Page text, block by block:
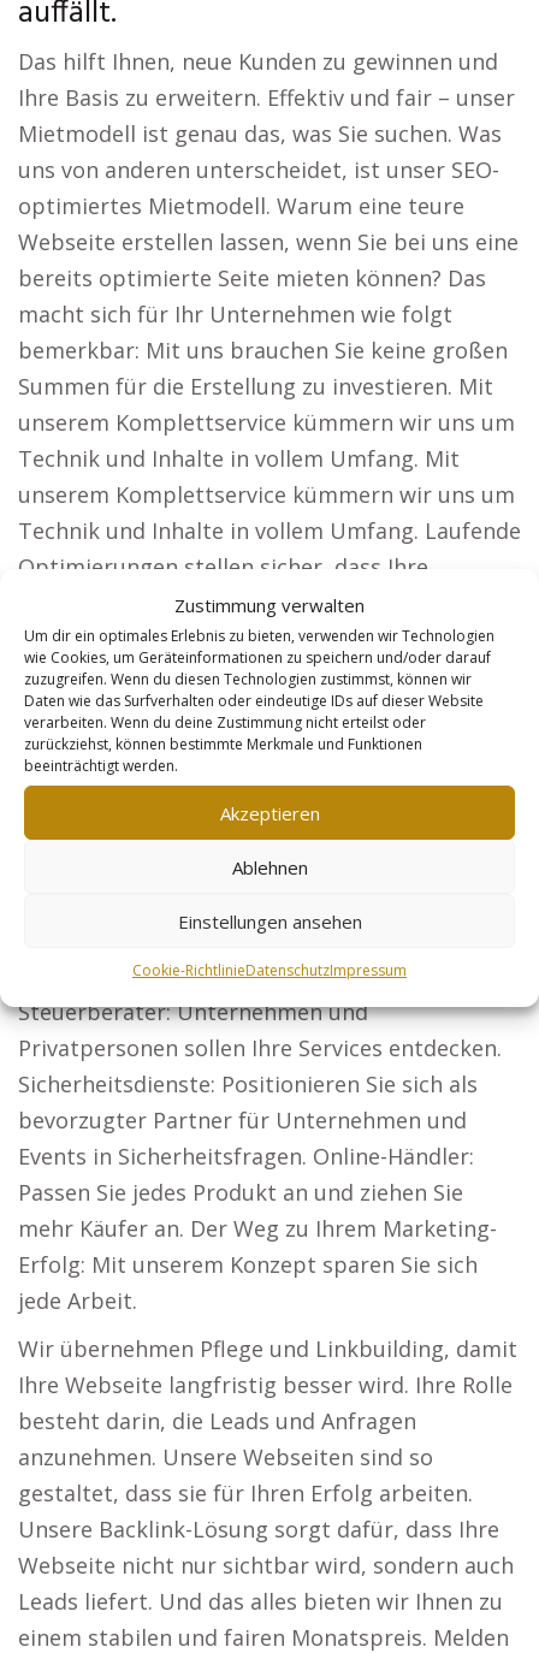
Zustimmung verwalten
Um dir ein optimales Erlebnis zu bieten, verwenden wir Technologien
wie Cookies, um Geräteinformationen zu speichern und/oder darauf
zuzugreifen. Wenn du diesen Technologien zustimmst, können wir
Daten wie das Surfverhalten oder eindeutige IDs auf dieser Website
verarbeiten. Wenn du deine Zustimmung nicht erteilst oder
zurückziehst, können bestimmte Merkmale und Funktionen
beeinträchtigt werden.
Akzeptieren
Ablehnen
Einstellungen ansehen
Cookie-RichtlinieDatenschutzImpressum
auffällt.
Das hilft Ihnen, neue Kunden zu gewinnen und
Ihre Basis zu erweitern. Effektiv und fair – unser
Mietmodell ist genau das, was Sie suchen. Was
uns von anderen unterscheidet, ist unser SEO-
optimiertes Mietmodell. Warum eine teure
Webseite erstellen lassen, wenn Sie bei uns eine
bereits optimierte Seite mieten können? Das
macht sich für Ihr Unternehmen wie folgt
bemerkbar: Mit uns brauchen Sie keine großen
Summen für die Erstellung zu investieren. Mit
unserem Komplettservice kümmern wir uns um
Technik und Inhalte in vollem Umfang. Mit
unserem Komplettservice kümmern wir uns um
Technik und Inhalte in vollem Umfang. Laufende
Optimierungen stellen sicher, dass Ihre
Webseite stets auf dem neuesten Stand ist. Ein
klarer Festbetrag pro Monat – keine
versteckten Kosten. Welche Erfolge Kunden mit
unserer Lösung erzielen können. Für
Unternehmen, die eine große Zielgruppe
erreichen möchten, sind unsere Webseiten
ideal, wie zum Beispiel: Anwälte: Lassen Sie sich
deutschlandweit finden und knüpfen Sie neue
Architekturleistungen und gewinnen Sie
Steuerberater: Unternehmen und
Privatpersonen sollen Ihre Services entdecken.
Sicherheitsdienste: Positionieren Sie sich als
bevorzugter Partner für Unternehmen und
Events in Sicherheitsfragen. Online-Händler:
Passen Sie jedes Produkt an und ziehen Sie
mehr Käufer an. Der Weg zu Ihrem Marketing-
Erfolg: Mit unserem Konzept sparen Sie sich
jede Arbeit.
Wir übernehmen Pflege und Linkbuilding, damit
Ihre Webseite langfristig besser wird. Ihre Rolle
besteht darin, die Leads und Anfragen
anzunehmen. Unsere Webseiten sind so
gestaltet, dass sie für Ihren Erfolg arbeiten.
Unsere Backlink-Lösung sorgt dafür, dass Ihre
Webseite nicht nur sichtbar wird, sondern auch
Leads liefert. Und das alles bieten wir Ihnen zu
einem stabilen und fairen Monatspreis. Melden